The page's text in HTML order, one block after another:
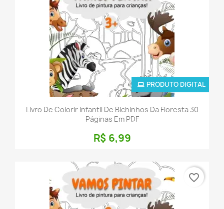
Livro De Colorir Infantil De Bichinhos Da Floresta 30
Páginas Em PDF
R$ 6,99
PRODUTO DIGITAL
favorite_border